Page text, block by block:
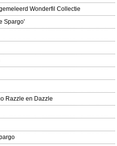
Wonderfil Collectie
Spargo'
Razzle en Dazzle